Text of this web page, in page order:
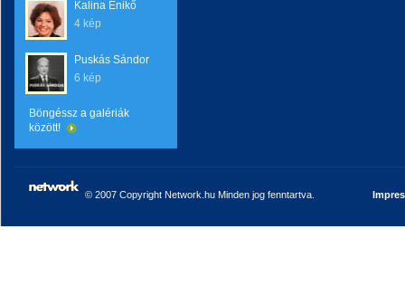
Kalina Enikő
4 kép
Puskás Sándor
6 kép
Böngéssz a galériák
között!
© 2007 Copyright Network.hu Minden jog fenntartva.